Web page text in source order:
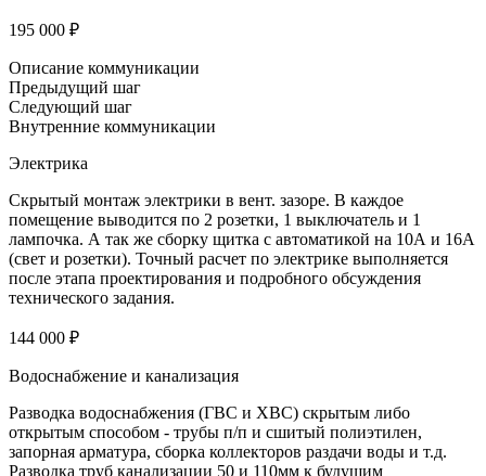
195 000 ₽
Описание коммуникации
Предыдущий шаг
Следующий шаг
Внутренние коммуникации
Электрика
Скрытый монтаж электрики в вент. зазоре. В каждое
помещение выводится по 2 розетки, 1 выключатель и 1
лампочка. А так же сборку щитка с автоматикой на 10А и 16А
(свет и розетки). Точный расчет по электрике выполняется
после этапа проектирования и подробного обсуждения
технического задания.
144 000 ₽
Водоснабжение и канализация
Разводка водоснабжения (ГВС и ХВС) скрытым либо
открытым способом - трубы п/п и сшитый полиэтилен,
запорная арматура, сборка коллекторов раздачи воды и т.д.
Разводка труб канализации 50 и 110мм к будущим